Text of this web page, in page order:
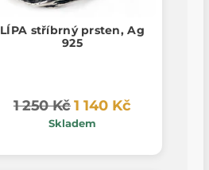
LÍPA stříbrný prsten, Ag
925
1 250 Kč1 140 Kč
Skladem